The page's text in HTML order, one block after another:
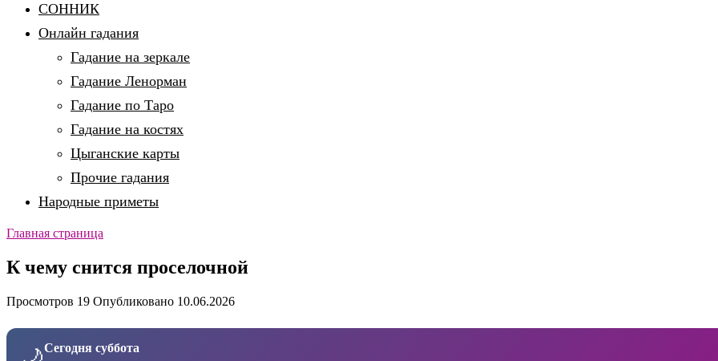
СОННИК
Онлайн гадания
Гадание на зеркале
Гадание Ленорман
Гадание по Таро
Гадание на костях
Цыганские карты
Прочие гадания
Народные приметы
Главная страница
К чему снится проселочной
Просмотров 19 Опубликовано 10.06.2026
Сегодня суббота